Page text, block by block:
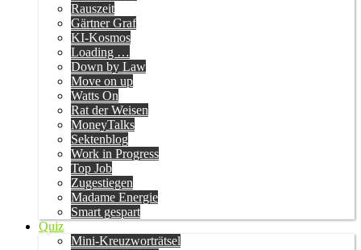
Rauszeit
Gärtner Graf
KI-Kosmos
Loading …
Down by Law
Move on up
Watts On
Rat der Weisen
MoneyTalks
Sektenblog
Work in Progress
Top Job
Zugestiegen
Madame Energie
Smart gespart
Quiz
Mini-Kreuzworträtsel